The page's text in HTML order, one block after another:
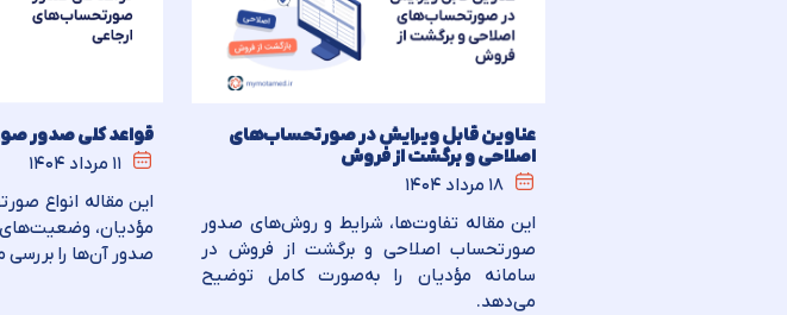
عناوین قابل ویرایش در صورتحساب‌های
اصلاحی و برگشت از فروش
۱۸ مرداد ۱۴۰۴
این مقاله تفاوت‌ها، شرایط و روش‌های صدور
صورتحساب اصلاحی و برگشت از فروش در
سامانه مؤدیان را به‌صورت کامل توضیح
می‌دهد.
قواعد کلی صدور
۱۱ مرداد ۱۴۰۴
این مقاله انواع
مؤدیان،
صدور آن‌ها را بررسی